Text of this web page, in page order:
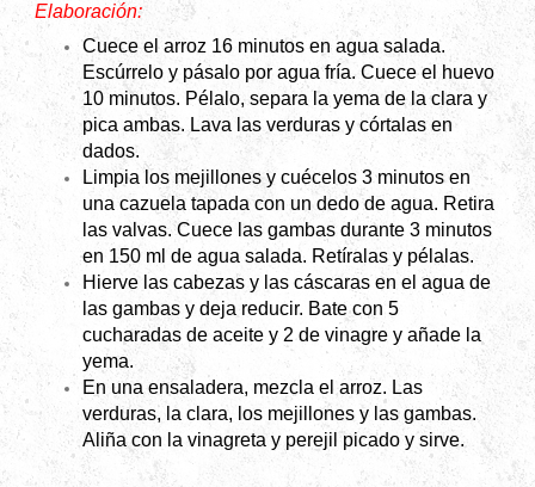
Elaboración:
Cuece el arroz 16 minutos en agua salada.
Escúrrelo y pásalo por agua fría. Cuece el huevo
10 minutos. Pélalo, separa la yema de la clara y
pica ambas. Lava las verduras y córtalas en
dados.
Limpia los mejillones y cuécelos 3 minutos en
una cazuela tapada con un dedo de agua. Retira
las valvas. Cuece las gambas durante 3 minutos
en 150 ml de agua salada. Retíralas y pélalas.
Hierve las cabezas y las cáscaras en el agua de
las gambas y deja reducir. Bate con 5
cucharadas de aceite y 2 de vinagre y añade la
yema.
En una ensaladera, mezcla el arroz. Las
verduras, la clara, los mejillones y las gambas.
Aliña con la vinagreta y perejil picado y sirve.